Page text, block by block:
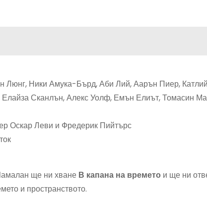
Люнг, Ники Амука-Бърд, Аби Лий, Аарън Пиер,
Сканлън, Алекс Уолф, Емън Елиът, Томасин
Оскар Леви и Фредерик Пийтърс
ще ни хване В капана на времето и ще ни
и пространството.